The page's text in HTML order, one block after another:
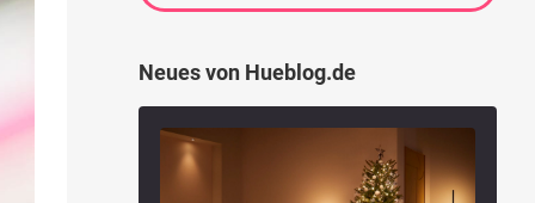
Neues von Hueblog.de